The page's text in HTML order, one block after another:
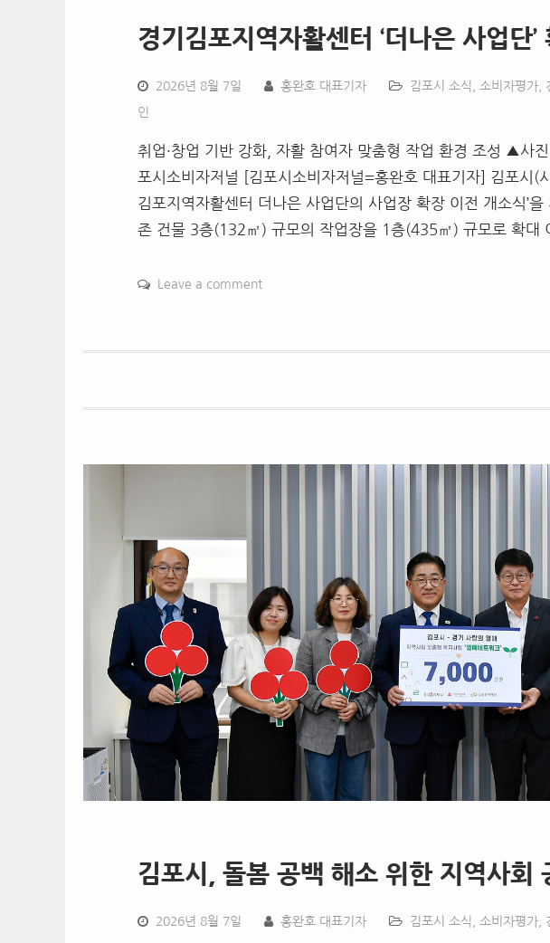
경기김포지역자활센터 ‘더나은 사업단
2026년 8월 7일 홍완호 대표기자 김포시 소식 소비자평가
인
취업·창업 기반 강화, 자활 참여자 맞춤형 작업 환경 조성 ▲사
포시소비자저널 [김포시소비자저널=홍완호 대표기자] 김포시(
김포지역자활센터 더나은 사업단의 사업장 확장 이전 개소식’
존 건물 3층(132㎡) 규모의 작업장을 1층(435㎡) 규모로 확대
Leave a comment
김포시, 돌봄 공백 해소 위한 지역사회
2026년 8월 7일 홍완호 대표기자 김포시 소식 소비자평가